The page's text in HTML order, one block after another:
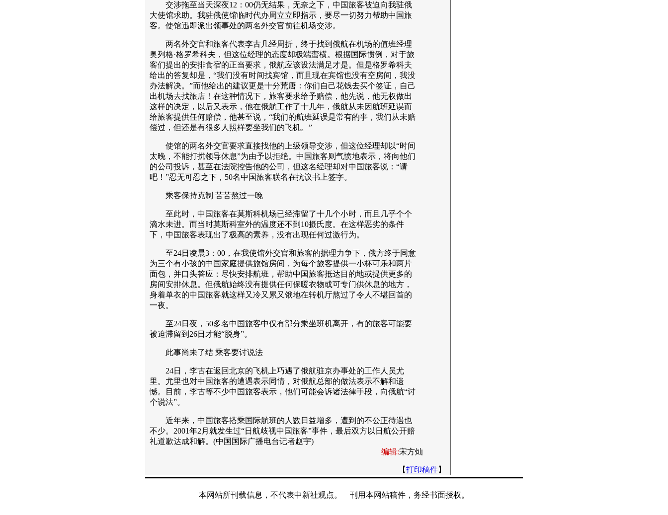
交涉拖至当天深夜12：00仍无结果，无奈之下，中国旅客被迫向我驻俄
大使馆求助。我驻俄使馆临时代办周立立即指示，要尽一切努力帮助中国旅
客。使馆迅即派出领事处的两名外交官前往机场交涉。
两名外交官和旅客代表李古几经周折，终于找到俄航在机场的值班经理
奥列格·格罗希科夫，但这位经理的态度却极端蛮横。根据国际惯例，对于旅
客们提出的安排食宿的正当要求，俄航应该设法满足才是。但是格罗希科夫
给出的答复却是，“我们没有时间找宾馆，而且现在宾馆也没有空房间，我没
办法解决。”而他给出的建议更是十分荒唐：你们自己花钱去买个签证，自己
出机场去找旅店！在这种情况下，旅客要求给予赔偿，他先说，他无权做出
这样的决定，以后又表示，他在俄航工作了十几年，俄航从未因航班延误而
给旅客提供任何赔偿，他甚至说，“我们的航班延误是常有的事，我们从未赔
偿过，但还是有很多人照样要坐我们的飞机。”
使馆的两名外交官要求直接找他的上级领导交涉，但这位经理却以“时间
太晚，不能打扰领导休息”为由予以拒绝。中国旅客则气愤地表示，将向他们
的公司投诉，甚至在法院控告他的公司，但这名经理却对中国旅客说：“请
吧！”忍无可忍之下，50名中国旅客联名在抗议书上签字。
乘客保持克制 苦苦熬过一晚
至此时，中国旅客在莫斯科机场已经滞留了十几个小时，而且几乎个个
滴水未进。而当时莫斯科室外的温度还不到10摄氏度。在这样恶劣的条件
下，中国旅客表现出了极高的素养，没有出现任何过激行为。
至24日凌晨3：00，在我使馆外交官和旅客的据理力争下，俄方终于同意
为三个有小孩的中国家庭提供旅馆房间，为每个旅客提供一小杯可乐和两片
面包，并口头答应：尽快安排航班，帮助中国旅客抵达目的地或提供更多的
房间安排休息。但俄航始终没有提供任何保暖衣物或可专门供休息的地方，
身着单衣的中国旅客就这样又冷又累又饿地在转机厅熬过了令人不堪回首的
一夜。
至24日夜，50多名中国旅客中仅有部分乘坐班机离开，有的旅客可能要
被迫滞留到26日才能“脱身”。
此事尚未了结 乘客要讨说法
24日，李古在返回北京的飞机上巧遇了俄航驻京办事处的工作人员尤
里。尤里也对中国旅客的遭遇表示同情，对俄航总部的做法表示不解和遗
憾。目前，李古等不少中国旅客表示，他们可能会诉诸法律手段，向俄航“讨
个说法”。
近年来，中国旅客搭乘国际航班的人数日益增多，遭到的不公正待遇也
不少。2001年2月就发生过“日航歧视中国旅客”事件，最后双方以日航公开赔
礼道歉达成和解。(中国国际广播电台记者赵宇)
编辑:宋方灿
【打印稿件】
本网站所刊载信息，不代表中新社观点。 刊用本网站稿件，务经书面授权。